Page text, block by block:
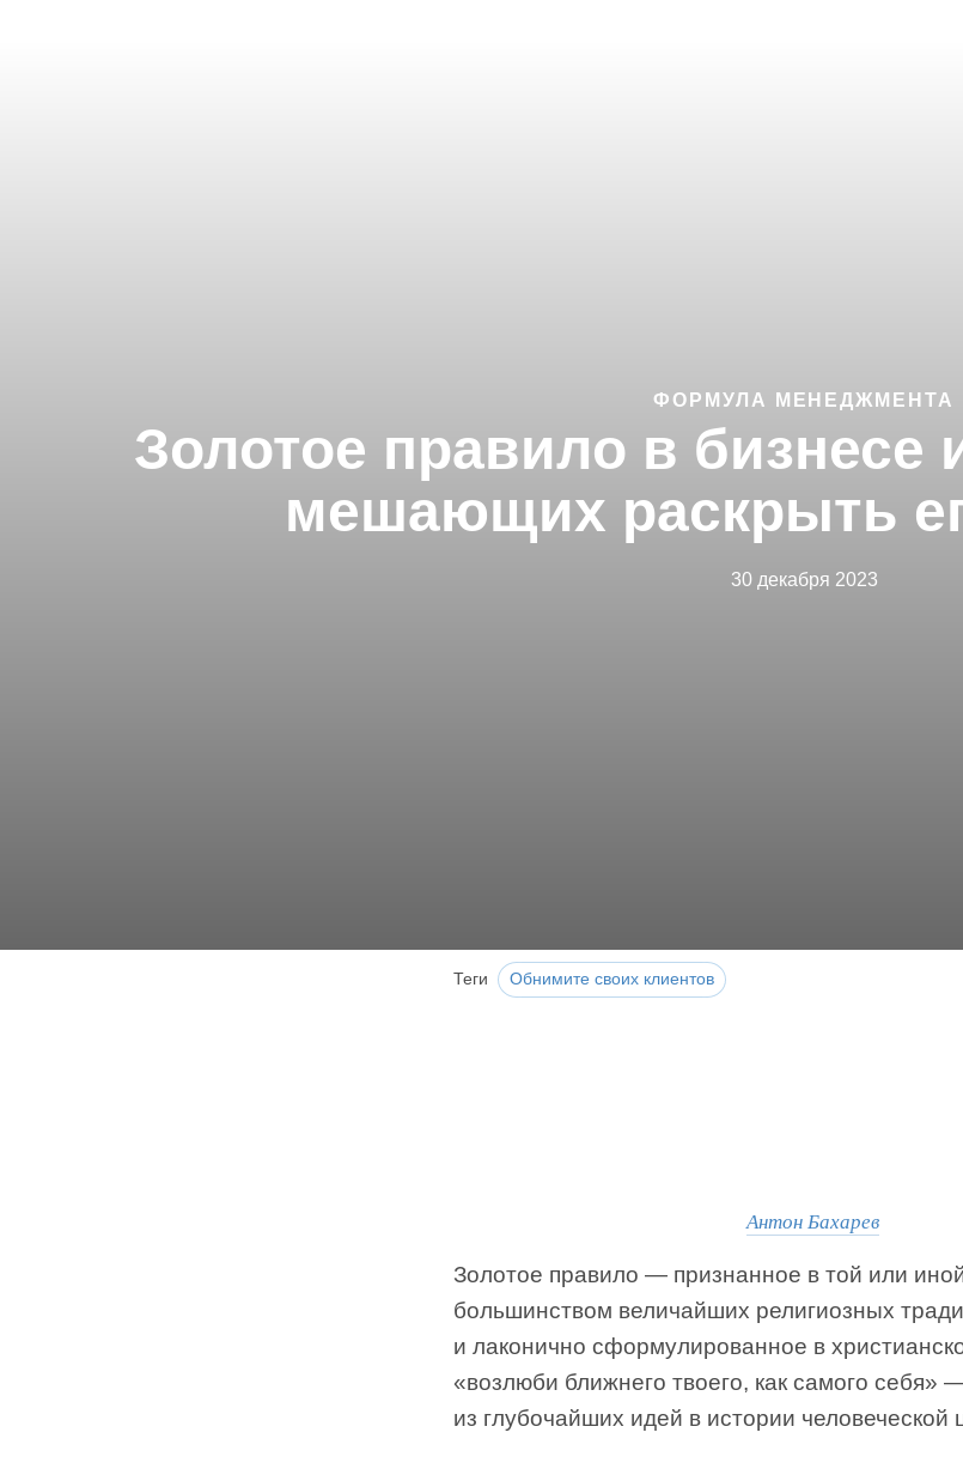
ФОРМУЛА МЕНЕДЖМЕНТА
Золотое правило в бизнесе
мешающих раскрыть
30 декабря 2023
Теги Обнимите своих клиентов
Антон Бахарев
Золотое правило — признанное в той или
большинством величайших религиозных
и лаконично сформулированное в
«возлюби ближнего твоего, как самого себя»
из глубочайших идей в истории человеческой